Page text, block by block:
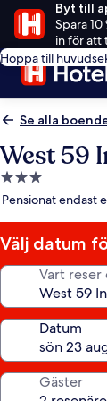
Byt till
Spara
in för att
Hoppa till
Se alla
West 59
3.0-
stjärnigt
Pensionat endast
Välj datum
Vart reser
Datum
Gäster